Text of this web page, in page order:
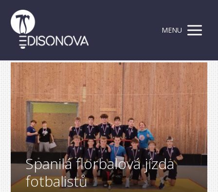
MENU
Spanilá florbalová jízda
fotbalistů